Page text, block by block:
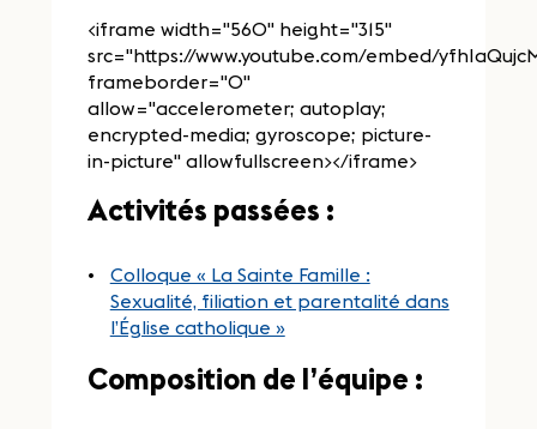
<iframe width="560" height="315"
src="https://www.youtube.com/embed/
frameborder="0"
allow="accelerometer; autoplay;
encrypted-media; gyroscope; picture-
in-picture" allowfullscreen></iframe>
Activités passées :
Colloque « La Sainte Famille :
Sexualité, filiation et parentalité dans
l’Église catholique »
Composition de l’équipe :